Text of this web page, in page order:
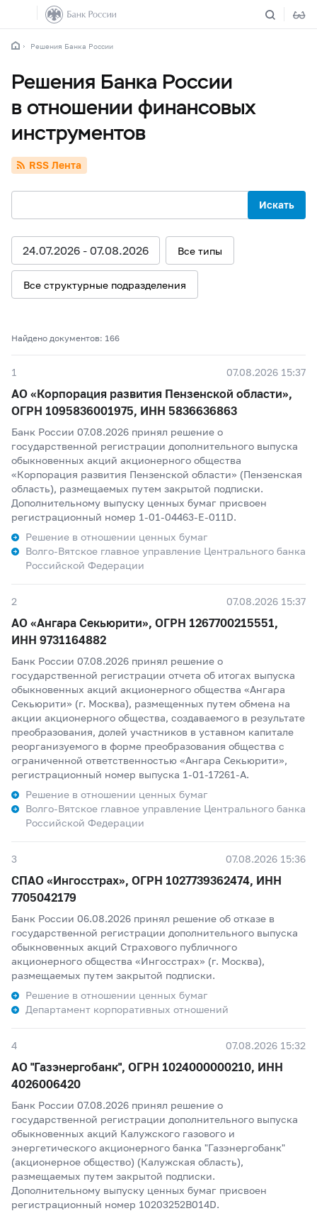
Решения Банка России
Решения Банка России
в отношении финансовых
инструментов
RSS Лента
Искать
24.07.2026 - 07.08.2026 Все типы
Все структурные подразделения
Найдено документов: 166
1 07.08.2026 15:37
АО «Корпорация развития Пензенской области»,
ОГРН 1095836001975, ИНН 5836636863
Банк России 07.08.2026 принял решение о
государственной регистрации дополнительного выпуска
обыкновенных акций акционерного общества
«Корпорация развития Пензенской области» (Пензенская
область), размещаемых путем закрытой подписки.
Дополнительному выпуску ценных бумаг присвоен
регистрационный номер 1-01-04463-E-011D.
Решение в отношении ценных бумаг
Волго-Вятское главное управление Центрального банка
Российской Федерации
2 07.08.2026 15:37
АО «Ангара Секьюрити», ОГРН 1267700215551,
ИНН 9731164882
Банк России 07.08.2026 принял решение о
государственной регистрации отчета об итогах выпуска
обыкновенных акций акционерного общества «Ангара
Секьюрити» (г. Москва), размещенных путем обмена на
акции акционерного общества, создаваемого в результате
преобразования, долей участников в уставном капитале
реорганизуемого в форме преобразования общества с
ограниченной ответственностью «Ангара Секьюрити»,
регистрационный номер выпуска 1-01-17261-A.
Решение в отношении ценных бумаг
Волго-Вятское главное управление Центрального банка
Российской Федерации
3 07.08.2026 15:36
СПАО «Ингосстрах», ОГРН 1027739362474, ИНН
7705042179
Банк России 06.08.2026 принял решение об отказе в
государственной регистрации дополнительного выпуска
обыкновенных акций Страхового публичного
акционерного общества «Ингосстрах» (г. Москва),
размещаемых путем закрытой подписки.
Решение в отношении ценных бумаг
Департамент корпоративных отношений
4 07.08.2026 15:32
АО "Газэнергобанк", ОГРН 1024000000210, ИНН
4026006420
Банк России 07.08.2026 принял решение о
государственной регистрации дополнительного выпуска
обыкновенных акций Калужского газового и
энергетического акционерного банка "Газэнергобанк"
(акционерное общество) (Калужская область),
размещаемых путем закрытой подписки.
Дополнительному выпуску ценных бумаг присвоен
регистрационный номер 10203252B014D.